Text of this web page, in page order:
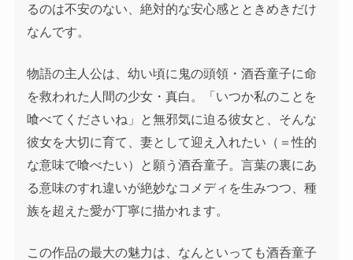
るのは不安のない、絶対的な安心感とときめきだけ
なんです。
物語の主人公は、幼い頃に鬼の頭領・酒呑童子に命
を救われた人間の少女・真白。「いつか私のことを
喰べてくださいね」と無邪気に迫る彼女と、そんな
彼女を大切に育て、妻として迎え入れたい（＝性的
な意味で喰べたい）と願う酒呑童子。言葉の裏にあ
る意味のすれ違いが絶妙なコメディを生みつつ、種
族を超えた愛が丁寧に描かれます。
この作品の最大の魅力は、なんといっても酒呑童子